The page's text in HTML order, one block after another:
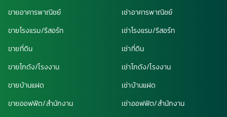
ขายอาคารพาณิชย์
ขายโรงแรม/รีสอร์ท
ขายที่ดิน
ขายโกดัง/โรงงาน
ขายบ้านแฝด
ขายออฟฟิต/สำนักงาน
เช่าอาคารพาณิชย์
เช่าโรงแรม/รีสอร์ท
เช่าที่ดิน
เช่าโกดัง/โรงงาน
เช่าบ้านแฝด
เช่าออฟฟิต/สำนักงาน